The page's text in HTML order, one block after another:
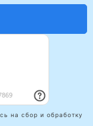
на сбор и обработку